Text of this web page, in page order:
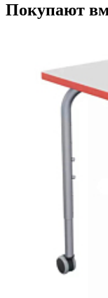
Покупают